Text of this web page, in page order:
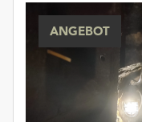
ANGEBOT